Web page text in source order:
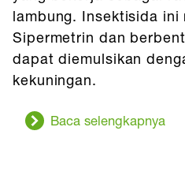
lambung. Insektisida
Sipermetrin dan
dapat diemulsikan
kekuningan.
Baca selengkapnya